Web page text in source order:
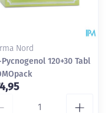
Nord
120+30 Tabl